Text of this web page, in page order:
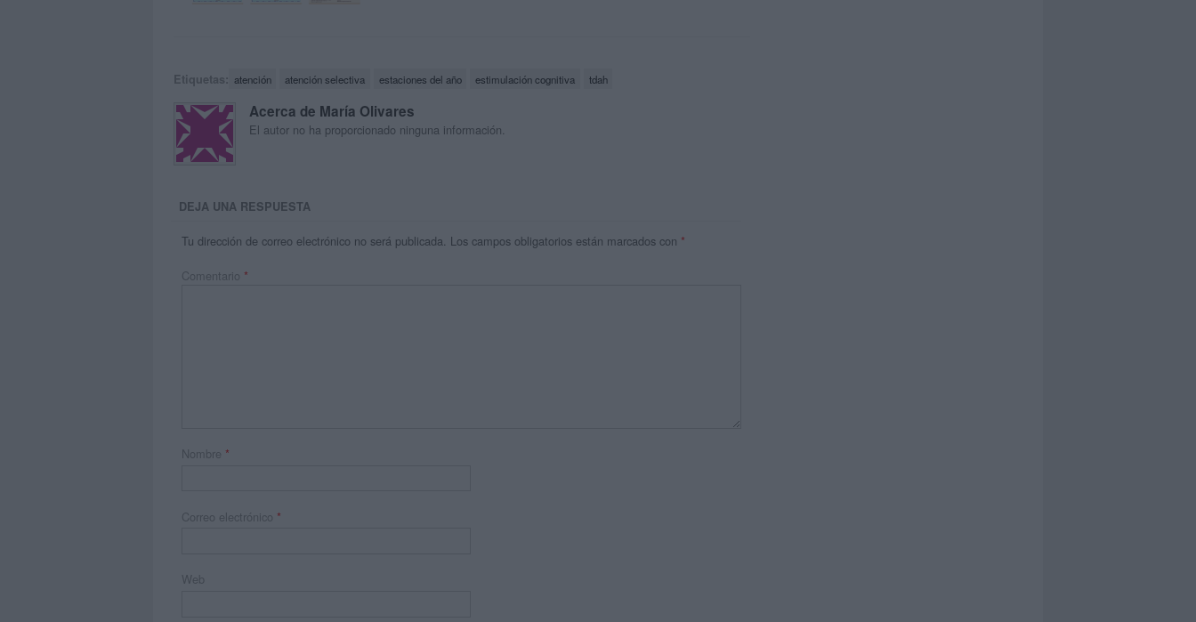
Etiquetas: atención atención selectiva estaciones del año estimulación cognitiva tdah
Acerca de María Olivares
El autor no ha proporcionado ninguna información.
DEJA UNA RESPUESTA
Tu dirección de correo electrónico no será publicada. Los campos obligatorios están marcados con *
Comentario *
Nombre *
Correo electrónico *
Web